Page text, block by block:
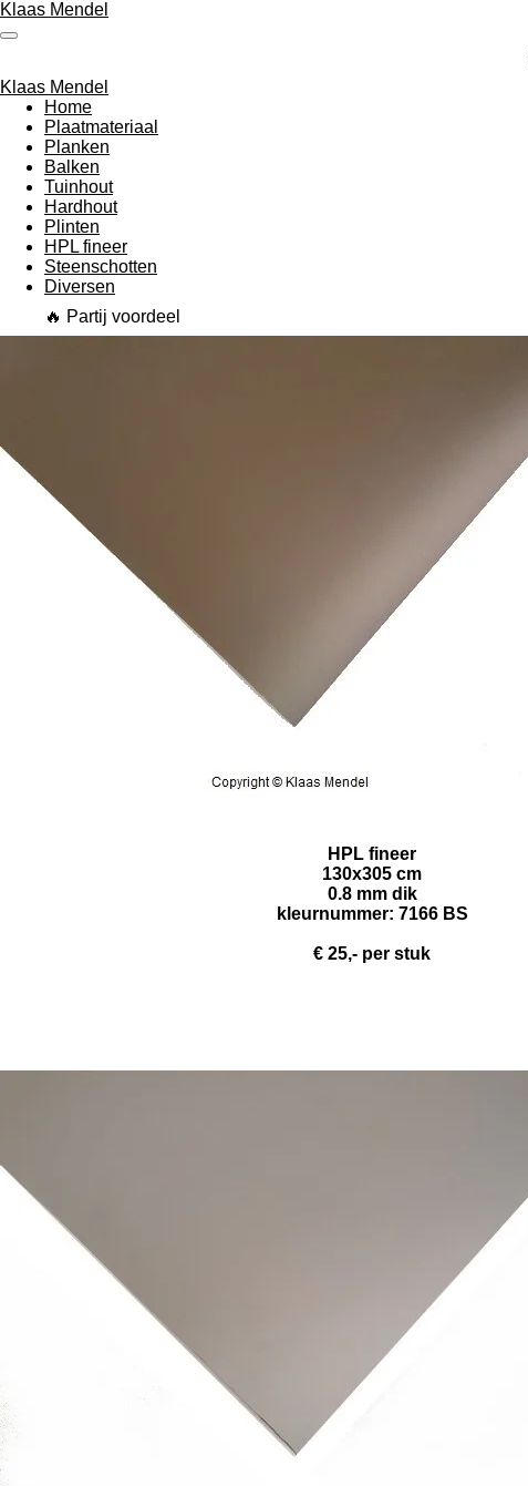
Ga
direct
de
hoofdinhoud
Klaas Mendel
Klaas Mendel
Home
Plaatmateriaal
Planken
Balken
Tuinhout
Hardhout
Plinten
HPL fineer
Steenschotten
Diversen
🔥 Partij voordeel
HPL fineer
130x305 cm
0.8 mm dik
kleurnummer: 7166 BS
€ 25,- per stuk